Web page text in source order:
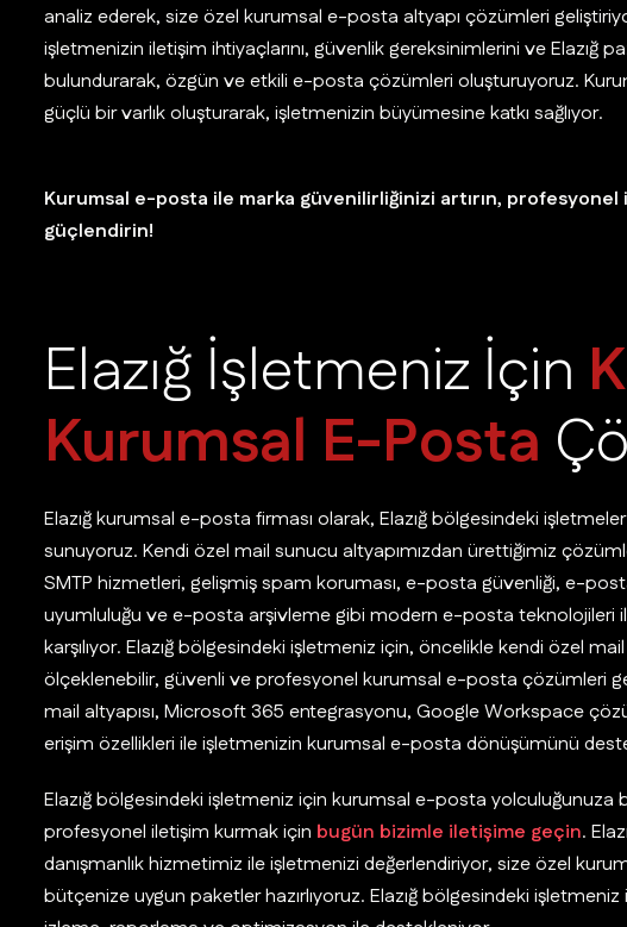
analiz ederek, size özel kurumsal e-posta altyapı çözümleri
işletmenizin iletişim ihtiyaçlarını, güvenlik gereksinimlerini ve Elazığ
bulundurarak, özgün ve etkili e-posta çözümleri oluşturuyoruz.
güçlü bir varlık oluşturarak, işletmenizin büyümesine katkı sağlıyor.
Kurumsal e-posta ile marka güvenilirliğinizi artırın,
güçlendirin!
Elazığ İşletmeniz İçin K
Kurumsal E-Posta Çö
Elazığ kurumsal e-posta firması olarak, Elazığ bölgesindeki
sunuyoruz. Kendi özel mail sunucu altyapımızdan ürettiğimiz
SMTP hizmetleri, gelişmiş spam koruması, e-posta güvenliği, e-
uyumluluğu ve e-posta arşivleme gibi modern e-posta teknolojileri
karşılıyor. Elazığ bölgesindeki işletmeniz için, öncelikle kendi özel
ölçeklenebilir, güvenli ve profesyonel kurumsal e-posta çözümleri
mail altyapısı, Microsoft 365 entegrasyonu, Google Workspace
erişim özellikleri ile işletmenizin kurumsal e-posta dönüşümünü
Elazığ bölgesindeki işletmeniz için kurumsal e-posta yolculuğunuza
profesyonel iletişim kurmak için bugün bizimle iletişime geçin.
danışmanlık hizmetimiz ile işletmenizi değerlendiriyor, size özel
bütçenize uygun paketler hazırlıyoruz. Elazığ bölgesindeki